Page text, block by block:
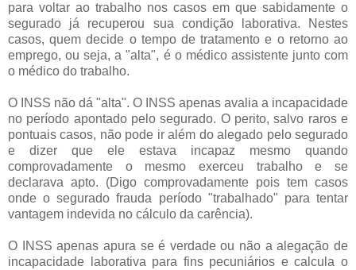
para voltar ao trabalho nos casos em que sabidamente o
segurado já recuperou sua condição laborativa. Nestes
casos, quem decide o tempo de tratamento e o retorno ao
emprego, ou seja, a "alta", é o médico assistente junto com
o médico do trabalho.
O INSS não dá "alta". O INSS apenas avalia a incapacidade
no período apontado pelo segurado. O perito, salvo raros e
pontuais casos, não pode ir além do alegado pelo segurado
e dizer que ele estava incapaz mesmo quando
comprovadamente o mesmo exerceu trabalho e se
declarava apto. (Digo comprovadamente pois tem casos
onde o segurado frauda período "trabalhado" para tentar
vantagem indevida no cálculo da carência).
O INSS apenas apura se é verdade ou não a alegação de
incapacidade laborativa para fins pecuniários e calcula o